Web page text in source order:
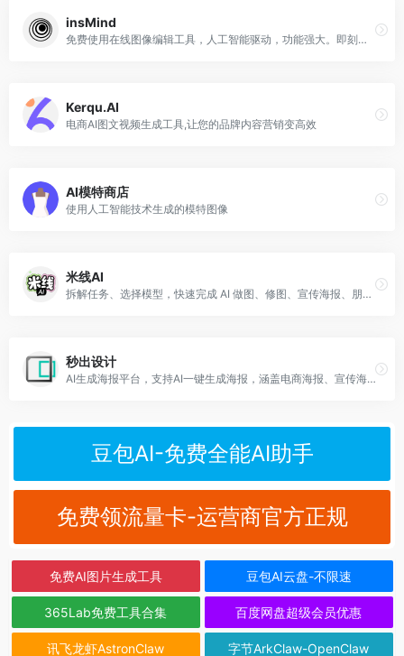
insMind
免费使用在线图像编辑工具，人工智能驱动，功能强大。即刻开始一键抠图、智能调整大小、在线PS，让你的产品图片脱颖而出。
Kerqu.AI
电商AI图文视频生成工具,让您的品牌内容营销变高效
AI模特商店
使用人工智能技术生成的模特图像
米线AI
拆解任务、选择模型，快速完成 AI 做图、修图、宣传海报、朋友圈宣传图、电商主图、电商场景图、教学卡片、效果图和视频素材，交付能直接使用的创作结果。
秒出设计
AI生成海报平台，支持AI一键生成海报，涵盖电商海报、宣传海报、活动海报、招聘海报、教育培训海报等全类型设计场景。
豆包AI-免费全能AI助手
免费领流量卡-运营商官方正规
免费AI图片生成工具 豆包AI云盘-不限速
365Lab免费工具合集 百度网盘超级会员优惠
讯飞龙虾AstronClaw 字节ArkClaw-OpenClaw